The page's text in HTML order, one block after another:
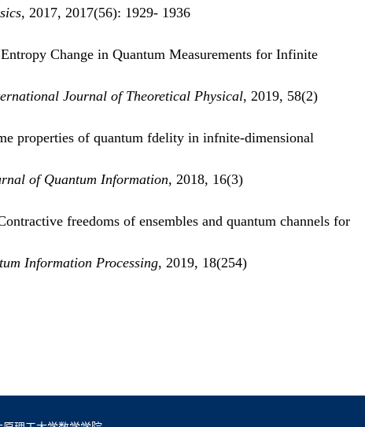
, 2017, 2017(56): 1929- 1936
Change in Quantum Measurements for Infinite
Journal of Theoretical Physical, 2019, 58(2)
properties of quantum fdelity in infnite-dimensional
of Quantum Information, 2018, 16(3)
freedoms of ensembles and quantum channels for
Information Processing, 2019, 18(254)